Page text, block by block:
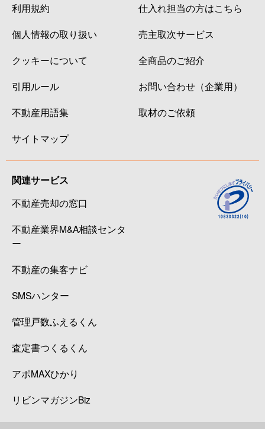
利用規約
個人情報の取り扱い
クッキーについて
引用ルール
不動産用語集
サイトマップ
仕入れ担当の方はこちら
売主取次サービス
全商品のご紹介
お問い合わせ（企業用）
取材のご依頼
関連サービス
不動産売却の窓口
不動産業界M&A相談センタ
ー
不動産の集客ナビ
SMSハンター
管理戸数ふえるくん
査定書つくるくん
アポMAXひかり
リビンマガジンBiz